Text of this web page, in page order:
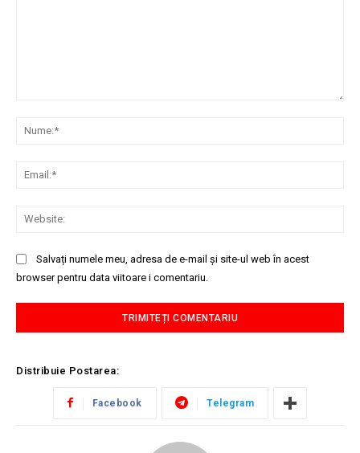
Salvați numele meu, adresa de e-mail și site-ul web în acest
browser pentru data viitoare i comentariu.
Distribuie Postarea:
Facebook Telegram